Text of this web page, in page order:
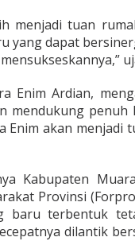
menjadi tuan
yang dapat
Enim Ardian,
mendukung
Enim akan menjadi
Kabupaten
Provinsi
baru terbentuk
dilantik